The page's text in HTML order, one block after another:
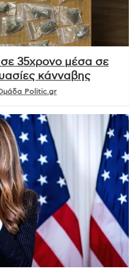
35χρονο μέσα σε
κάνναβης
Politic.gr